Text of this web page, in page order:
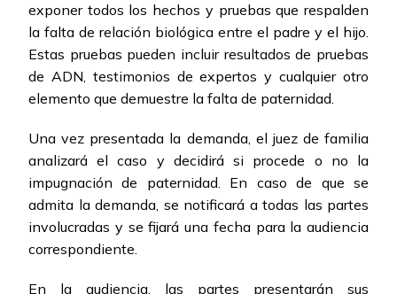
exponer todos los hechos y pruebas que respalden
la falta de relación biológica entre el padre y el hijo.
Estas pruebas pueden incluir resultados de pruebas
de ADN, testimonios de expertos y cualquier otro
elemento que demuestre la falta de paternidad.
Una vez presentada la demanda, el juez de familia
analizará el caso y decidirá si procede o no la
impugnación de paternidad. En caso de que se
admita la demanda, se notificará a todas las partes
involucradas y se fijará una fecha para la audiencia
correspondiente.
En la audiencia, las partes presentarán sus